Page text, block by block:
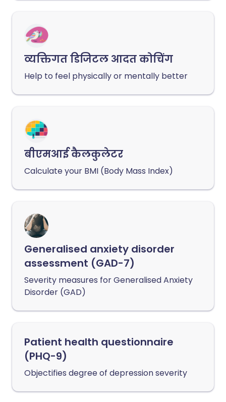
व्यक्तिगत डिजिटल आदत कोचिंग
Help to feel physically or mentally better
बीएमआई कैलकुलेटर
Calculate your BMI (Body Mass Index)
Generalised anxiety disorder
assessment (GAD-7)
Severity measures for Generalised Anxiety
Disorder (GAD)
Patient health questionnaire
(PHQ-9)
Objectifies degree of depression severity